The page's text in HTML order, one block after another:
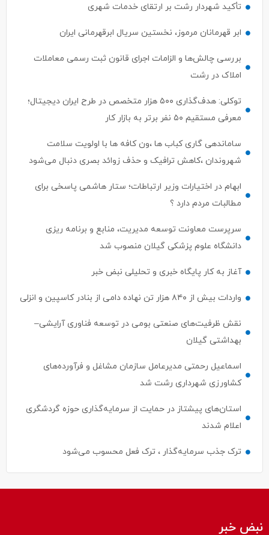
تأکید شهردار رشت بر ارتقای خدمات شهری
ابر قهرمانان مرموز، نخستین سریال ابرقهرمانی ایران
بررسی چالش‌ها و الزامات اجرای قانون ثبت رسمی معاملات
املاک در رشت
توکلی: هدف‌گذاری ۵۰۰ هزار متخصص در طرح ایران دیجیتال؛
معرفی مستقیم ۵۰ نفر برتر به بازار کار
ساماندهی گاری کباب ها ،ون کافه ها با اولویت سلامت
شهروندان ،کاهش ترافیک و حذف زوائد بصری دنبال می‌شود
ابهام در اختیارات وزیر ارتباطات؛ ستار هاشمی پاسخی برای
مطالبات مردم دارد ؟
سرپرست معاونت توسعه مدیریت، منابع و برنامه ریزی
دانشگاه علوم پزشکی گیلان منصوب شد
آغاز به کار پایگاه خبری و تحلیلی نبض خبر
واردات بیش از ۸۴۰ هزار تن نهاده دامی از بنادر كاسپین و انزلی
نقش ظرفیت‌های صنعتی بومی در توسعه فناوری آرایشی–
بهداشتی گیلان
اسماعیل رحمتی مدیرعامل سازمان مشاغل و فرآورده‌های
کشاورزی شهرداری رشت شد
استان‌های پیشتاز در حمایت از سرمایه‌گذاری حوزه گردشگری
اعلام شدند
ترک جذب سرمایه‌گذار ، ترک فعل محسوب می‌شود
نبض خبر